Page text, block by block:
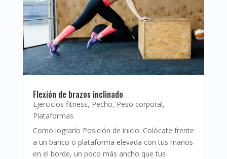
Flexión de brazos inclinado
Ejercicios fitness, Pecho, Peso corporal,
Plataformas
Como lograrlo Posición de inicio: Colócate frente
a un banco o plataforma elevada con tus manos
en el borde, un poco más ancho que tus